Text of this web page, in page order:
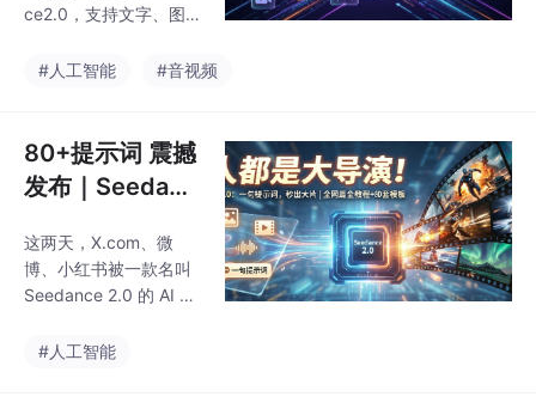
ce2.0，支持文字、图
输入，提供精准导演控
过即梦AI、Dreamina等
平台访问，采用首尾帧
或全能参考模式创作，
材。创作流程包括选择
模式、上传素材、编写
提示词、设置参数等步
音乐卡点等进阶技巧。
#人工智能 #音视频
80+提示词 震撼
发布｜Seedanc
全指南：从新手
到“AI导演“
这两天，X.com、微
博、小红书被一款名叫
Seedance 2.0 的 AI 视
m Cruise 和 Brad Pitt
#人工智能